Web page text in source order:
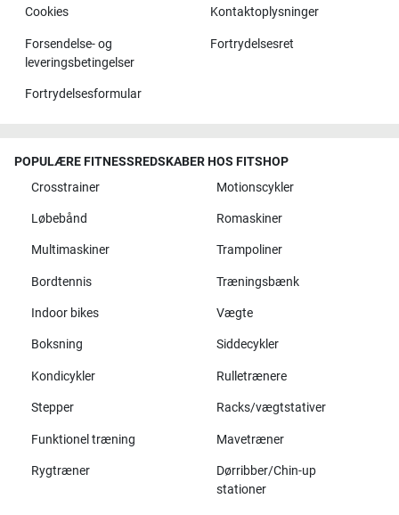
Cookies Kontaktoplysninger
Forsendelse- og
leveringsbetingelser
Fortrydelsesret
Fortrydelsesformular
POPULÆRE FITNESSREDSKABER HOS FITSHOP
Crosstrainer
Motionscykler
Løbebånd Romaskiner
Multimaskiner Trampoliner
Bordtennis Træningsbænk
Indoor bikes Vægte
Boksning Siddecykler
Kondicykler Rulletrænere
Stepper Racks/vægtstativer
Funktionel træning Mavetræner
Rygtræner
Dørribber/Chin-up
stationer